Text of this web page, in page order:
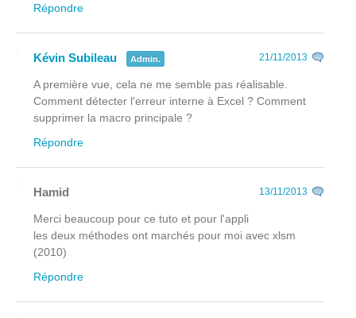
Répondre
Kévin Subileau Admin. 21/11/2013
A première vue, cela ne me semble pas réalisable.
Comment détecter l'erreur interne à Excel ? Comment
supprimer la macro principale ?
Répondre
Hamid 13/11/2013
Merci beaucoup pour ce tuto et pour l'appli
les deux méthodes ont marchés pour moi avec xlsm
(2010)
Répondre